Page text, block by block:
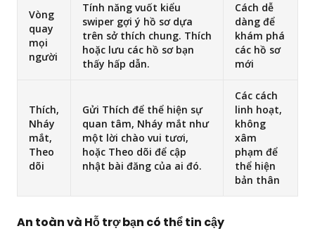
Vòng
quay
mọi
người
Tính năng vuốt kiểu
swiper gợi ý hồ sơ dựa
trên sở thích chung. Thích
hoặc lưu các hồ sơ bạn
thấy hấp dẫn.
Cách dễ
dàng để
khám phá
các hồ sơ
mới
Thích,
Nháy
mắt,
Theo
dõi
Gửi Thích để thể hiện sự
quan tâm, Nháy mắt như
một lời chào vui tươi,
hoặc Theo dõi để cập
nhật bài đăng của ai đó.
Các cách
linh hoạt,
không
xâm
phạm để
thể hiện
bản thân
An toàn và Hỗ trợ bạn có thể tin cậy